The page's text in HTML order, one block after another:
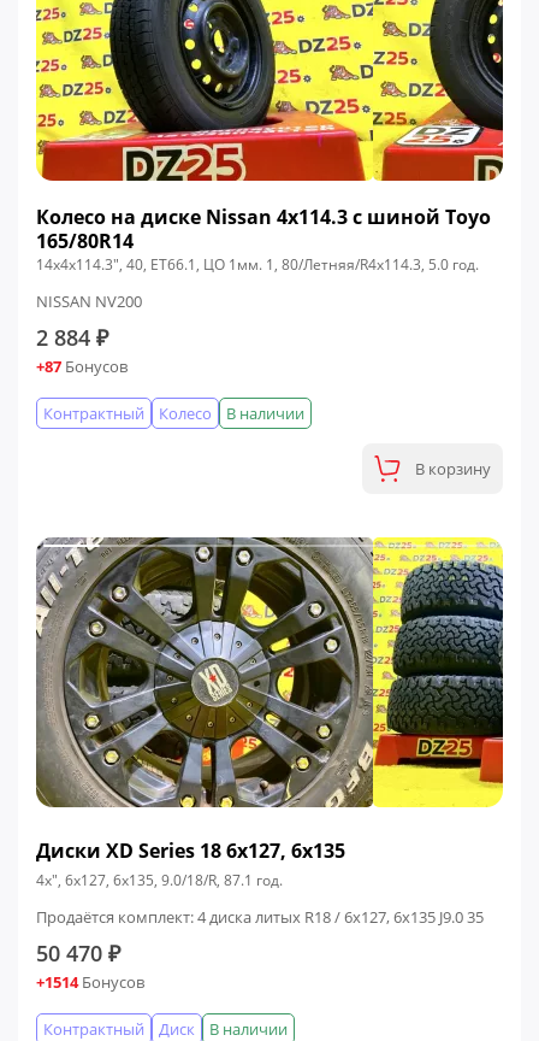
Колесо на диске Nissan 4x114.3 c шиной Toyo
165/80R14
14x4x114.3", 40, ЕТ66.1, ЦО 1мм. 1, 80/Летняя/R4x114.3, 5.0 год.
NISSAN NV200
2 884 ₽
+87 Бонусов
В наличии
Колесо
Контрактный
В корзину
Диски XD Series 18 6x127, 6x135
4x", 6x127, 6x135, 9.0/18/R, 87.1 год.
Продаётся комплект: 4 диска литых R18 / 6x127, 6x135 J9.0 35
50 470 ₽
+1514Бонусов
В наличии
Диск
Контрактный